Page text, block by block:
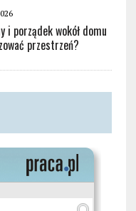
i porządek wokół domu
przestrzeń?